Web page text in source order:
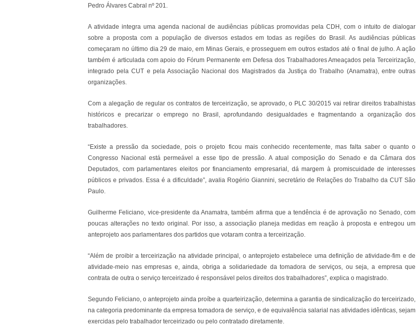
Pedro Álvares Cabral nº 201.
A atividade integra uma agenda nacional de audiências públicas promovidas pela CDH, com o intuito de dialogar
sobre a proposta com a população de diversos estados em todas as regiões do Brasil. As audiências públicas
começaram no último dia 29 de maio, em Minas Gerais, e prosseguem em outros estados até o final de julho. A ação
também é articulada com apoio do Fórum Permanente em Defesa dos Trabalhadores Ameaçados pela Terceirização,
integrado pela CUT e pela Associação Nacional dos Magistrados da Justiça do Trabalho (Anamatra), entre outras
organizações.
Com a alegação de regular os contratos de terceirização, se aprovado, o PLC 30/2015 vai retirar direitos trabalhistas
históricos e precarizar o emprego no Brasil, aprofundando desigualdades e fragmentando a organização dos
trabalhadores.
“Existe a pressão da sociedade, pois o projeto ficou mais conhecido recentemente, mas falta saber o quanto o
Congresso Nacional está permeável a esse tipo de pressão. A atual composição do Senado e da Câmara dos
Deputados, com parlamentares eleitos por financiamento empresarial, dá margem à promiscuidade de interesses
públicos e privados. Essa é a dificuldade”, avalia Rogério Giannini, secretário de Relações do Trabalho da CUT São
Paulo.
Guilherme Feliciano, vice-presidente da Anamatra, também afirma que a tendência é de aprovação no Senado, com
poucas alterações no texto original. Por isso, a associação planeja medidas em reação à proposta e entregou um
anteprojeto aos parlamentares dos partidos que votaram contra a terceirização.
“Além de proibir a terceirização na atividade principal, o anteprojeto estabelece uma definição de atividade-fim e de
atividade-meio nas empresas e, ainda, obriga a solidariedade da tomadora de serviços, ou seja, a empresa que
contrata de outra o serviço terceirizado é responsável pelos direitos dos trabalhadores”, explica o magistrado.
Segundo Feliciano, o anteprojeto ainda proíbe a quarteirização, determina a garantia de sindicalização do terceirizado,
na categoria predominante da empresa tomadora de serviço, e de equivalência salarial nas atividades idênticas, sejam
exercidas pelo trabalhador terceirizado ou pelo contratado diretamente.